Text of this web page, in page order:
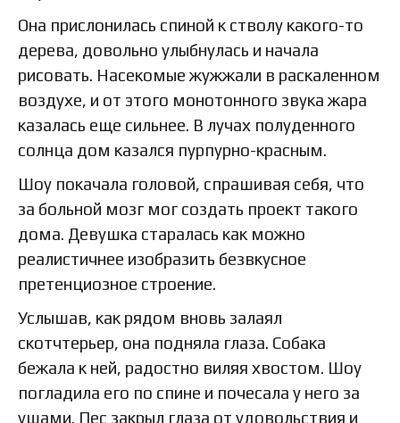
Она прислонилась спиной к стволу какого-то
дерева, довольно улыбнулась и начала
рисовать. Насекомые жужжали в раскаленном
воздухе, и от этого монотонного звука жара
казалась еще сильнее. В лучах полуденного
солнца дом казался пурпурно-красным.
Шоу покачала головой, спрашивая себя, что
за больной мозг мог создать проект такого
дома. Девушка старалась как можно
реалистичнее изобразить безвкусное
претенциозное строение.
Услышав, как рядом вновь залаял
скотчтерьер, она подняла глаза. Собака
бежала к ней, радостно виляя хвостом. Шоу
погладила его по спине и почесала у него за
ушами. Пес закрыл глаза от удовольствия и